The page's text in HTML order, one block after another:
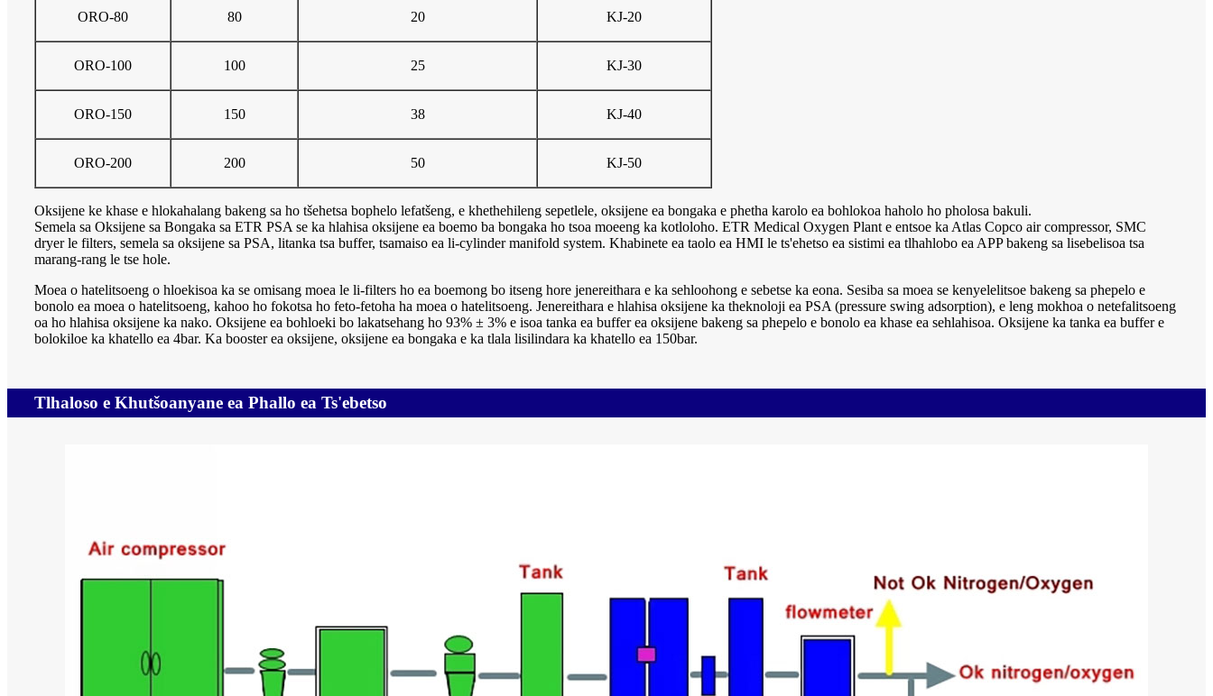
ORO-80 80 20 KJ-20
ORO-100 100 25 KJ-30
ORO-150 150 38 KJ-40
ORO-200 200 50 KJ-50
Oksijene ke khase e hlokahalang bakeng sa ho tšehetsa bophelo lefatšeng, e khethehileng sepetlele, oksijene ea bongaka e phetha karolo ea bohlokoa haholo ho pholosa bakuli.
Semela sa Oksijene sa Bongaka sa ETR PSA se ka hlahisa oksijene ea boemo ba bongaka ho tsoa moeeng ka kotloloho. ETR Medical Oxygen Plant e entsoe ka Atlas Copco air compressor, SMC
dryer le filters, semela sa oksijene sa PSA, litanka tsa buffer, tsamaiso ea li-cylinder manifold system. Khabinete ea taolo ea HMI le ts'ehetso ea sistimi ea tlhahlobo ea APP bakeng sa lisebelisoa tsa
marang-rang le tse hole.
Moea o hatelitsoeng o hloekisoa ka se omisang moea le li-filters ho ea boemong bo itseng hore jenereithara e ka sehloohong e sebetse ka eona. Sesiba sa moea se kenyelelitsoe bakeng sa phepelo e
bonolo ea moea o hatelitsoeng, kahoo ho fokotsa ho feto-fetoha ha moea o hatelitsoeng. Jenereithara e hlahisa oksijene ka theknoloji ea PSA (pressure swing adsorption), e leng mokhoa o netefalitsoeng
oa ho hlahisa oksijene ka nako. Oksijene ea bohloeki bo lakatsehang ho 93% ± 3% e isoa tanka ea buffer ea oksijene bakeng sa phepelo e bonolo ea khase ea sehlahisoa. Oksijene ka tanka ea buffer e
bolokiloe ka khatello ea 4bar. Ka booster ea oksijene, oksijene ea bongaka e ka tlala lisilindara ka khatello ea 150bar.
Tlhaloso e Khutšoanyane ea Phallo ea Ts'ebetso